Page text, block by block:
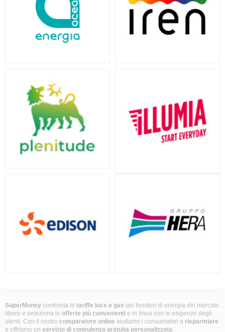
SuperMoney confronta le tariffe luce e gas dei fornitori di energia del mercato
libero e seleziona le offerte più convenienti e in linea con le esigenze degli
utenti. Con il nostro comparatore online aiutiamo i consumatori a risparmiare
e offriamo un servizio di consulenza gratuita personalizzata.